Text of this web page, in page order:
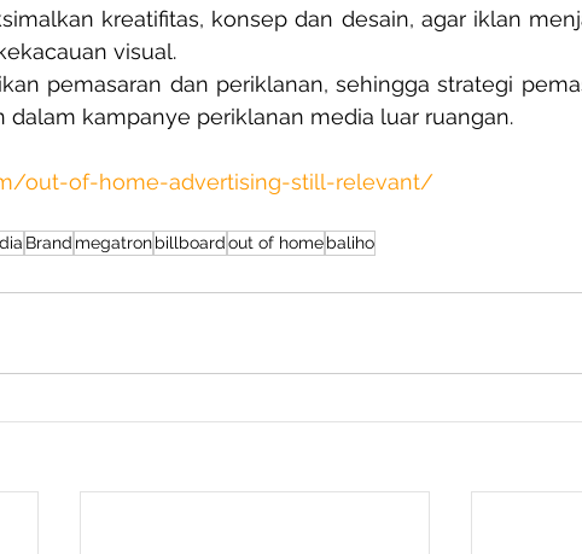
kreatifitas, konsep dan desain, agar iklan
visual.
pemasaran dan periklanan, sehingga strategi
dalam kampanye periklanan media luar ruangan.
out-of-home-advertising-still-relevant/
Brand megatronbillboardout of homebaliho